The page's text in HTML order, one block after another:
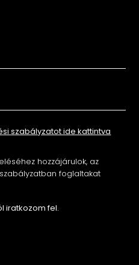
szabályzatot ide kattintva
hozzájárulok, az
foglaltakat
iratkozom fel.